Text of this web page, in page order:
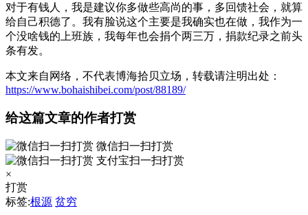
对于有钱人，我是建议你多做些高尚的事，多回馈社会，就算
给自己积德了。我有脸说这个主要是我确实也在做，我作为一
个没啥钱的上班族，我每年也会捐个两三万，捐款纪录之前头
条有发。
本文来自网络，不代表博海拾贝立场，转载请注明出处：
https://www.bohaishibei.com/post/88189/
给这篇文章的作者打赏
微信扫一扫打赏
支付宝扫一扫打赏
×
打赏
标签:根源 贫穷